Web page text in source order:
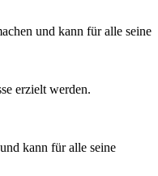
und kann für alle seine
erzielt werden.
kann für alle seine